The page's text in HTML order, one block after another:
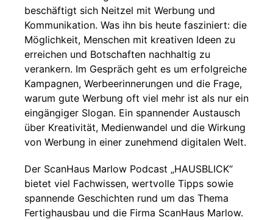
beschäftigt sich Neitzel mit Werbung und
Kommunikation. Was ihn bis heute fasziniert: die
Möglichkeit, Menschen mit kreativen Ideen zu
erreichen und Botschaften nachhaltig zu
verankern. Im Gespräch geht es um erfolgreiche
Kampagnen, Werbeerinnerungen und die Frage,
warum gute Werbung oft viel mehr ist als nur ein
eingängiger Slogan. Ein spannender Austausch
über Kreativität, Medienwandel und die Wirkung
von Werbung in einer zunehmend digitalen Welt.
Der ScanHaus Marlow Podcast „HAUSBLICK“
bietet viel Fachwissen, wertvolle Tipps sowie
spannende Geschichten rund um das Thema
Fertighausbau und die Firma ScanHaus Marlow.